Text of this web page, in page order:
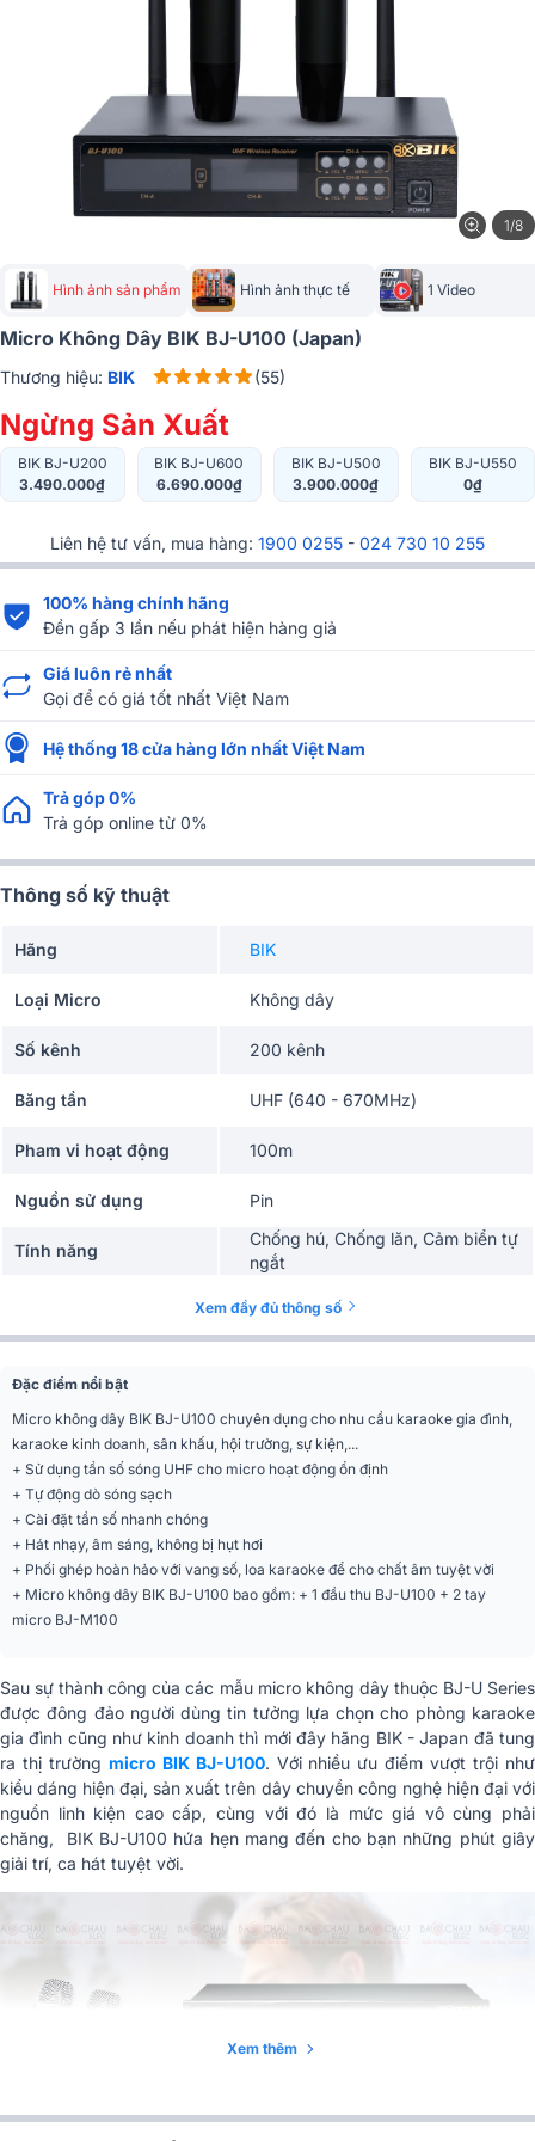
1/8
Hình ảnh sản phẩm Hình ảnh thực tế 1 Video
Micro Không Dây BIK BJ-U100 (Japan)
Thương hiệu: BIK (55)
Ngừng Sản Xuất
BIK BJ-U200
3.490.000₫
BIK BJ-U600
6.690.000₫
BIK BJ-U500
3.900.000₫
BIK BJ-U550
0₫
Liên hệ tư vấn, mua hàng: 1900 0255 - 024 730 10 255
100% hàng chính hãng
Đền gấp 3 lần nếu phát hiện hàng giả
Giá luôn rẻ nhất
Gọi để có giá tốt nhất Việt Nam
Hệ thống 18 cửa hàng lớn nhất Việt Nam
Trả góp 0%
Trả góp online từ 0%
Thông số kỹ thuật
Hãng BIK
Loại Micro Không dây
Số kênh 200 kênh
Băng tần UHF (640 - 670MHz)
Pham vi hoạt động 100m
Nguồn sử dụng Pin
Tính năng
Chống hú, Chống lăn, Cảm biển tự
ngắt
12 dB uV
Độ lệch tần số 45kHz
Tỉ lệ S/N
Ứng dụng mở rộng Karaoke
Màn hình hiển thị LCD
Dải tần
Kênh A (610 MHz-639, 7 MHz (0-
99CH)), Kênh B
Cân bằng
300 mV-2V
Đầu ra hỗn hợp 10 mV-2V
Giao diện anten BNC (502)
5 độ C – 40 độ C
100V – 240V AC 50/60Hz
Điện áp đầu ra DC12V 1000mA
F3
Xem đầy đủ thông số
Đặc điểm nổi bật
Micro không dây BIK BJ-U100 chuyên dụng cho nhu cầu karaoke gia đình,
karaoke kinh doanh, sân khấu, hội trường, sự kiện,...
+ Sử dụng tần số sóng UHF cho micro hoạt động ổn định
+ Tự động dò sóng sạch
+ Cài đặt tần số nhanh chóng
+ Hát nhạy, âm sáng, không bị hụt hơi
+ Phối ghép hoàn hảo với vang số, loa karaoke để cho chất âm tuyệt vời
+ Micro không dây BIK BJ-U100 bao gồm: + 1 đầu thu BJ-U100 + 2 tay
micro BJ-M100
Sau sự thành công của các mẫu micro không dây thuộc BJ-U Series
được đông đảo người dùng tin tưởng lựa chọn cho phòng karaoke
gia đình cũng như kinh doanh thì mới đây hãng BIK - Japan đã tung
ra thị trường micro BIK BJ-U100. Với nhiều ưu điểm vượt trội như
kiểu dáng hiện đại, sản xuất trên dây chuyền công nghệ hiện đại với
nguồn linh kiện cao cấp, cùng với đó là mức giá vô cùng phải
chăng, BIK BJ-U100 hứa hẹn mang đến cho bạn những phút giây
giải trí, ca hát tuyệt vời.
Xem thêm